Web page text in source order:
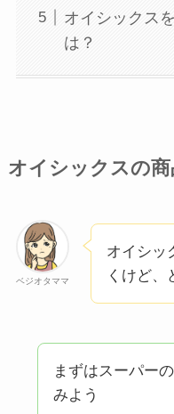
オイシックス
は？
オイシックスの
ベジオタママ
オイシッ
くけど、
まずはスーパー
みよう